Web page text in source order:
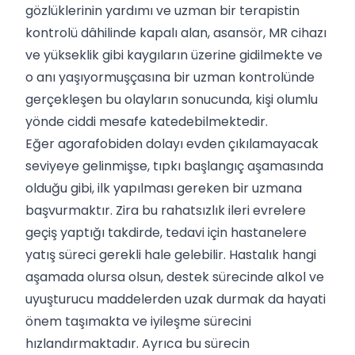
gözlüklerinin yardımı ve uzman bir terapistin
kontrolü dâhilinde kapalı alan, asansör, MR cihazı
ve yükseklik gibi kaygıların üzerine gidilmekte ve
o anı yaşıyormuşçasına bir uzman kontrolünde
gerçekleşen bu olayların sonucunda, kişi olumlu
yönde ciddi mesafe katedebilmektedir.
Eğer agorafobiden dolayı evden çıkılamayacak
seviyeye gelinmişse, tıpkı başlangıç aşamasında
olduğu gibi, ilk yapılması gereken bir uzmana
başvurmaktır. Zira bu rahatsızlık ileri evrelere
geçiş yaptığı takdirde, tedavi için hastanelere
yatış süreci gerekli hale gelebilir. Hastalık hangi
aşamada olursa olsun, destek sürecinde alkol ve
uyuşturucu maddelerden uzak durmak da hayati
önem taşımakta ve iyileşme sürecini
hızlandırmaktadır. Ayrıca bu sürecin